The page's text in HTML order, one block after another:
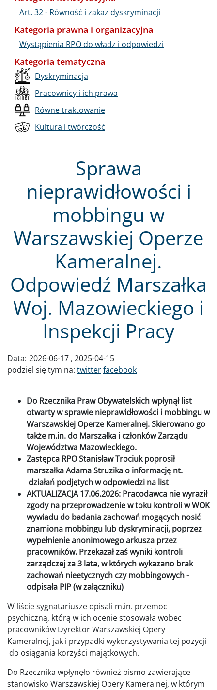
Sprawa
nieprawidłowości i
mobbingu w
Warszawskiej Operze
Kameralnej.
Odpowiedź Marszałka
Woj. Mazowieckiego i
Inspekcji Pracy
Data: 2026-06-17 2025-04-15
podziel się tym na: twitterfacebook
Do Rzecznika Praw Obywatelskich wpłynął list
otwarty w sprawie nieprawidłowości i mobbingu w
Warszawskiej Operze Kameralnej. Skierowano go
także m.in. do Marszałka i członków Zarządu
Województwa Mazowieckiego.
Zastępca RPO Stanisław Trociuk poprosił
marszałka Adama Struzika o informację nt.
działań podjętych w odpowiedzi na list
AKTUALIZACJA 17.06.2026: Pracodawca nie wyraził
zgody na przeprowadzenie w toku kontroli w WOK
wywiadu do badania zachowań mogących nosić
znamiona mobbingu lub dyskryminacji, poprzez
wypełnienie anonimowego arkusza przez
pracowników. Przekazał zaś wyniki kontroli
zarządczej za 3 lata, w których wykazano brak
zachowań nieetycznych czy mobbingowych -
odpisała PIP (w załączniku)
W liście sygnatariusze opisali m.in. przemoc
psychiczną, którą w ich ocenie stosowała wobec
pracowników Dyrektor Warszawskiej Opery
Kameralnej, jak i przypadki wykorzystywania tej pozycji
do osiągania korzyści majątkowych.
Do Rzecznika wpłynęło również pismo zawierające
stanowisko Warszawskiej Opery Kameralnej, w którym
Art. 32 - Równość i zakaz dyskryminacji
Kategoria prawna i organizacyjna
Wystąpienia RPO do władz i odpowiedzi
Kategoria tematyczna
Dyskryminacja
Pracownicy i ich prawa
Równe traktowanie
Kultura i twórczość